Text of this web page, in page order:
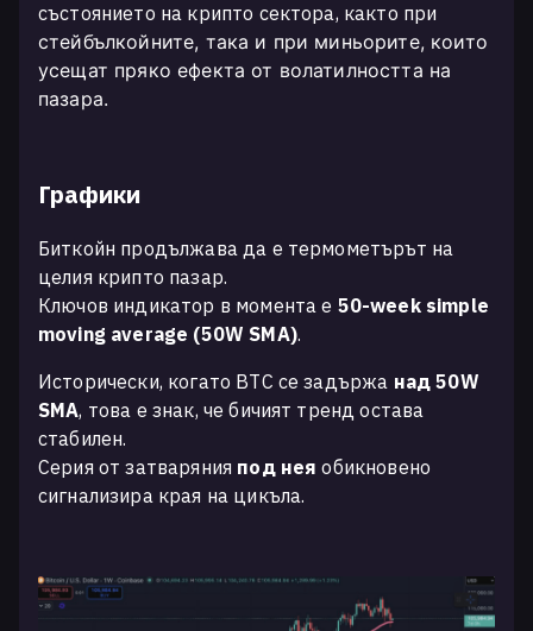
състоянието на крипто сектора, както при
стейбълкойните, така и при миньорите, които
усещат пряко ефекта от волатилността на
пазара.
Графики
Биткойн продължава да е термометърът на
целия крипто пазар.
Ключов индикатор в момента е 50-week simple
moving average (50W SMA).
Исторически, когато BTC се задържа над 50W
SMA, това е знак, че бичият тренд остава
стабилен.
Серия от затваряния под нея обикновено
сигнализира края на цикъла.